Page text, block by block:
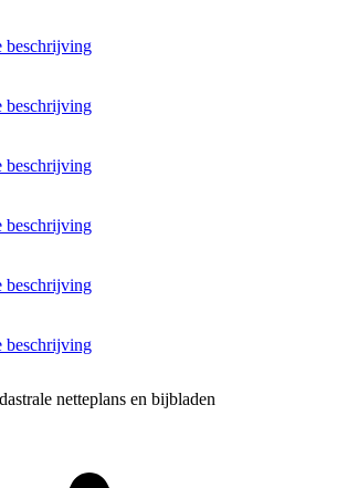
beschrijving
beschrijving
beschrijving
beschrijving
beschrijving
beschrijving
netteplans en bijbladen